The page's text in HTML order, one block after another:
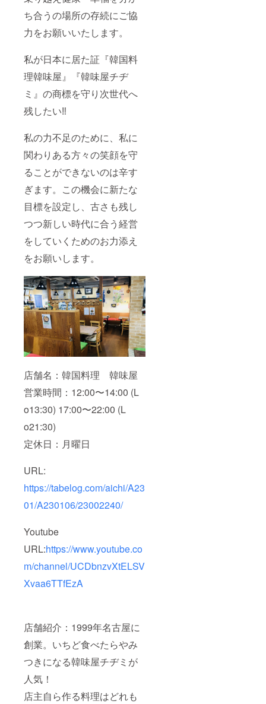
ち合うの場所の存続にご協
力をお願いいたします。
私が日本に居た証『韓国料
理韓味屋』『韓味屋チヂ
ミ』の商標を守り次世代へ
残したい‼︎
私の力不足のために、私に
関わりある方々の笑顔を守
ることができないのは辛す
ぎます。この機会に新たな
目標を設定し、古さも残し
つつ新しい時代に合う経営
をしていくためのお力添え
をお願いします。
店舗名：韓国料理 韓味屋
営業時間：12:00〜14:00 (L
o13:30) 17:00〜22:00 (L
o21:30)
定休日：月曜日
URL:
https://tabelog.com/aichi/A23
01/A230106/23002240/
Youtube
URL:https://www.youtube.co
m/channel/UCDbnzvXtELSV
Xvaa6TTfEzA
店舗紹介：1999年名古屋に
創業。いちど食べたらやみ
つきになる韓味屋チヂミが
人気！
店主自ら作る料理はどれも